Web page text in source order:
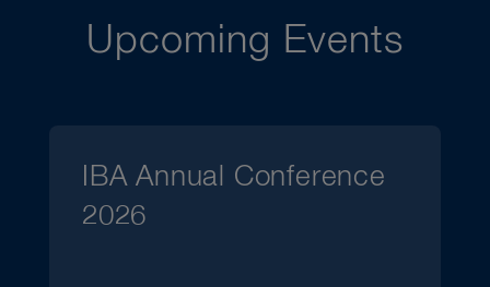
Upcoming Events
IBA Annual Conference
2026